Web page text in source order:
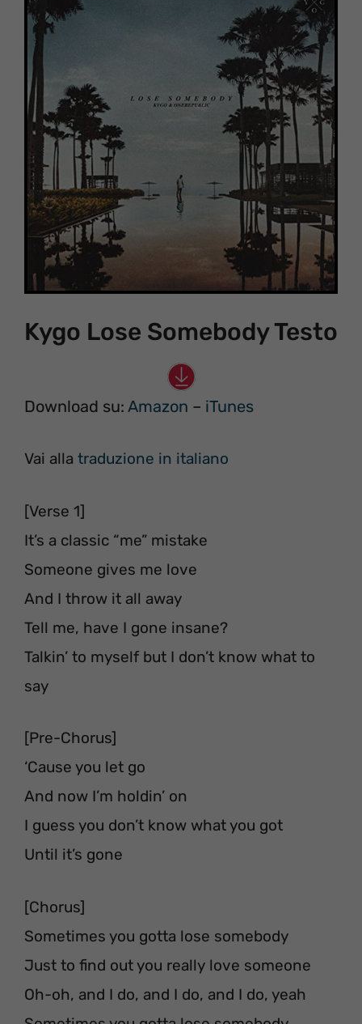
Kygo Lose Somebody Testo
Download su: Amazon – iTunes
Vai alla traduzione in italiano
[Verse 1]
It’s a classic “me” mistake
Someone gives me love
And I throw it all away
Tell me, have I gone insane?
Talkin’ to myself but I don’t know what to
say
[Pre-Chorus]
‘Cause you let go
And now I’m holdin’ on
I guess you don’t know what you got
Until it’s gone
[Chorus]
Sometimes you gotta lose somebody
Just to find out you really love someone
Oh-oh, and I do, and I do, and I do, yeah